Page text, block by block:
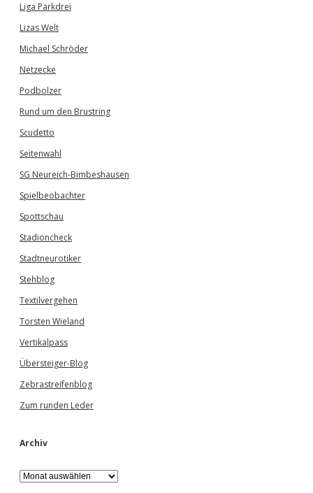
Liga Parkdrei
Lizas Welt
Michael Schröder
Netzecke
Podbolzer
Rund um den Brustring
Scudetto
Seitenwahl
SG Neureich-Bimbeshausen
Spielbeobachter
Spottschau
Stadioncheck
Stadtneurotiker
Stehblog
Textilvergehen
Torsten Wieland
Vertikalpass
Übersteiger-Blog
Zebrastreifenblog
Zum runden Leder
Archiv
A
r